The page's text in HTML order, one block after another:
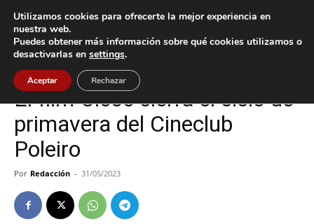
Inicio Cultura / Ocio
Cultura / Ocio Tomiño
El film Close cierra el ciclo de
primavera del Cineclub
Poleiro
Por Redacción - 31/05/2023
Utilizamos cookies para ofrecerte la mejor experiencia en
nuestra web.
Puedes obtener más información sobre qué cookies utilizamos o
desactivarlas en settings.
Aceptar Rechazar